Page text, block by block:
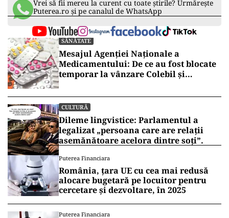
Vrei să fii mereu la curent cu toate știrile? Urmărește
Puterea.ro și pe canalul de WhatsApp
SĂNĂTATE
Mesajul Agenției Naționale a
Medicamentului: De ce au fost blocate
temporar la vânzare Colebil și
CULTURĂ
Dileme lingvistice: Parlamentul a
legalizat „persoana care are relații
asemănătoare acelora dintre soți”.
Puterea Financiara
România, țara UE cu cea mai redusă
alocare bugetară pe locuitor pentru
cercetare și dezvoltare, în 2025
Puterea Financiara